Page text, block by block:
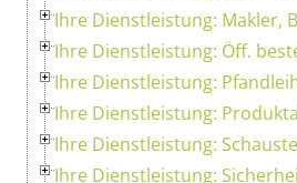
Ihre Dienstleistung: Makler,
Ihre Dienstleistung: Öff.
Ihre Dienstleistung:
Ihre Dienstleistung:
Ihre Dienstleistung:
Ihre Dienstleistung: